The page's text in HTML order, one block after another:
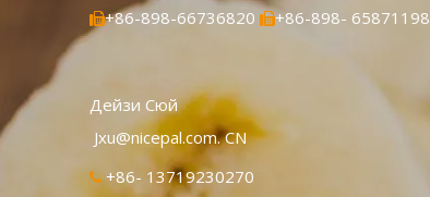
+86-898-66736820 +86-898- 65871198
Дейзи Сюй
Jxu@nicepal.com. CN
 +86- 13719230270